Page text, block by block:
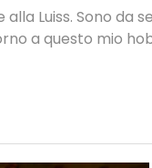
Luiss. Sono da
a questo mio